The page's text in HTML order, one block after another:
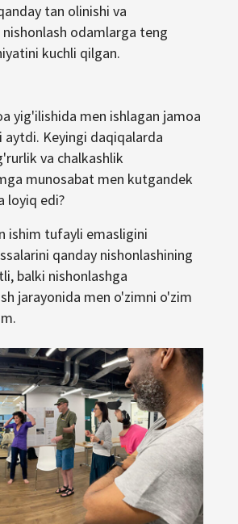
tan olinishi va
odamlarga teng
kuchli qilgan.
yig'ilishida men ishlagan jamoa
Keyingi daqiqalarda
va chalkashlik
munosabat men kutgandek
loyiq edi?
ishim tufayli emasligini
qanday nishonlashining
balki nishonlashga
jarayonida men o'zimni o'zim